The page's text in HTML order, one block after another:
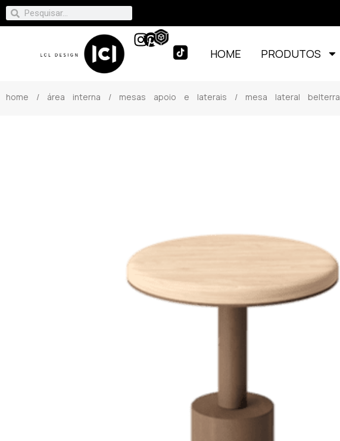
HOME PRODUTOS
home / área interna / mesas apoio e laterais / mesa lateral belterra